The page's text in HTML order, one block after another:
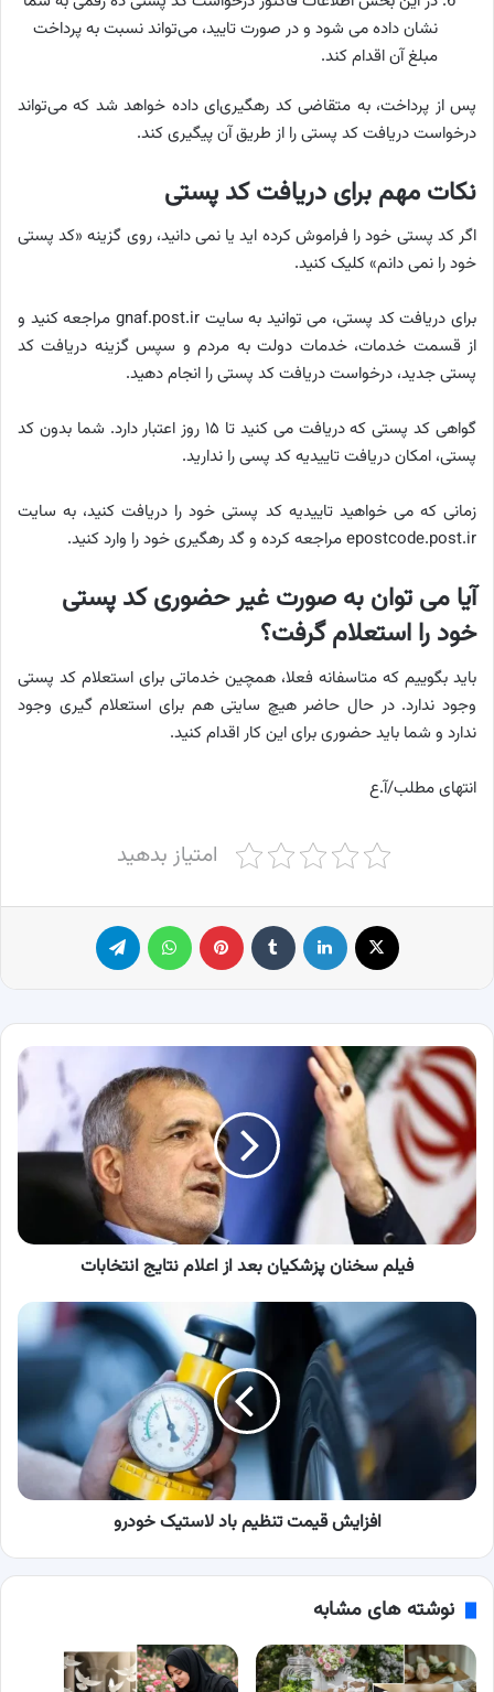
نشان داده می شود و در صورت تایید، می‌تواند نسبت به پرداخت
مبلغ آن اقدام کند.
پس از پرداخت، به متقاضی کد رهگیری‌ای داده خواهد شد که می‌تواند
درخواست دریافت کد پستی را از طریق آن پیگیری کند.
نکات مهم برای دریافت کد پستی
اگر کد پستی خود را فراموش کرده اید یا نمی دانید، روی گزینه «کد پستی
خود را نمی‌ دانم» کلیک کنید.
برای دریافت کد پستی، می‌ توانید به سایت gnaf.post.ir مراجعه کنید و
از قسمت خدمات، خدمات دولت به مردم و سپس گزینه دریافت کد
پستی جدید، درخواست دریافت کد پستی را انجام دهید.
گواهی کد پستی که دریافت می کنید تا ۱۵ روز اعتبار دارد. شما بدون کد
پستی، امکان دریافت تاییدیه کد پسی را ندارید.
زمانی که می خواهید تاییدیه کد پستی خود را دریافت کنید، به سایت
epostcode.post.ir مراجعه کرده و گد رهگیری خود را وارد کنید.
آیا می توان به صورت غیر حضوری کد پستی
خود را استعلام گرفت؟
باید بگوییم که متاسفانه فعلا، همچین خدماتی برای استعلام کد پستی
وجود ندارد. در حال حاضر هیچ سایتی هم برای استعلام گیری وجود
ندارد و شما باید حضوری برای این کار اقدام کنید.
انتهای مطلب/آ.ع
امتیاز بدهید
لینکدین ‫تامبلر پینترست
فیلم
سخنان
پزشکیان
بعد
از
اعلام
نتایج
انتخابات
فیلم سخنان پزشکیان بعد از اعلام نتایج انتخابات
افزایش
تنظیم
باد
لاستیک
خودرو
افزایش قیمت تنظیم باد لاستیک خودرو
نوشته های مشابه